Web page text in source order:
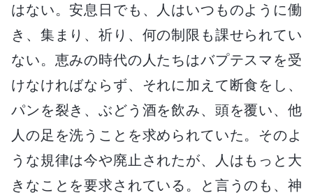
はない。安息日でも、人はいつものように働
き、集まり、祈り、何の制限も課せられてい
ない。恵みの時代の人たちはバプテスマを受
けなければならず、それに加えて断食をし、
パンを裂き、ぶどう酒を飲み、頭を覆い、他
人の足を洗うことを求められていた。そのよ
うな規律は今や廃止されたが、人はもっと大
きなことを要求されている。と言うのも、神